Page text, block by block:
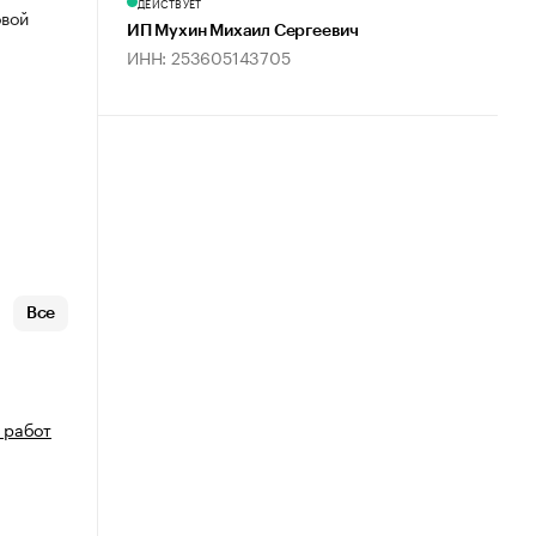
Все
ИП Мухин Михаил Сергеевич
ИНН: 253605143705